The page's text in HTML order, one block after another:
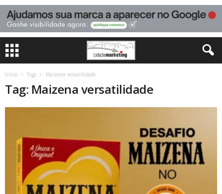
Início Tags Maizena versatilidade
Tag: Maizena versatilidade